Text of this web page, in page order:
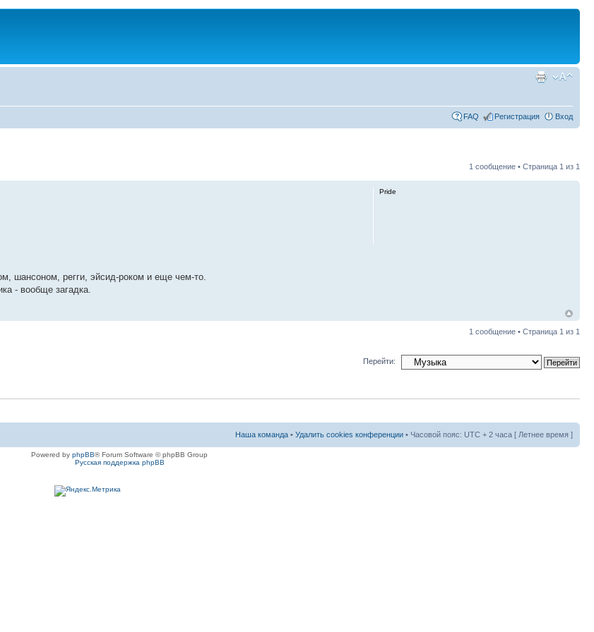
FAQ Регистрация Вход
1 сообщение • Страница 1 из 1
шансоном, регги, эйсид-роком и еще чем-то.
- вообще загадка.
Pride
1 сообщение • Страница 1 из 1
Перейти:
Наша команда • Удалить cookies конференции • Часовой пояс: UTC + 2 часа [ Летнее время ]
Powered by phpBB® Forum Software © phpBB Group
Русская поддержка phpBB